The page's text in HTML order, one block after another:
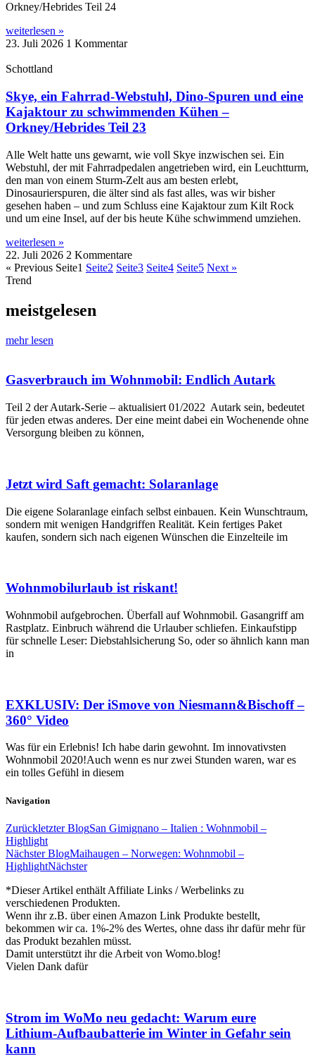
Orkney/Hebrides Teil 24
weiterlesen »
23. Juli 2026 1 Kommentar
Schottland
Skye, ein Fahrrad-Webstuhl, Dino-Spuren und eine
Kajaktour zu schwimmenden Kühen –
Orkney/Hebrides Teil 23
Alle Welt hatte uns gewarnt, wie voll Skye inzwischen sei. Ein
Webstuhl, der mit Fahrradpedalen angetrieben wird, ein Leuchtturm,
den man von einem Sturm-Zelt aus am besten erlebt,
Dinosaurierspuren, die älter sind als fast alles, was wir bisher
gesehen haben – und zum Schluss eine Kajaktour zum Kilt Rock
und um eine Insel, auf der bis heute Kühe schwimmend umziehen.
weiterlesen »
22. Juli 2026 2 Kommentare
« Previous Seite1 Seite2 Seite3 Seite4 Seite5 Next »
Trend
meistgelesen
mehr lesen
Gasverbrauch im Wohnmobil: Endlich Autark
Teil 2 der Autark-Serie – aktualisiert 01/2022 Autark sein, bedeutet
für jeden etwas anderes. Der eine meint dabei ein Wochenende ohne
Versorgung bleiben zu können,
Jetzt wird Saft gemacht: Solaranlage
Die eigene Solaranlage einfach selbst einbauen. Kein Wunschtraum,
sondern mit wenigen Handgriffen Realität. Kein fertiges Paket
kaufen, sondern sich nach eigenen Wünschen die Einzelteile im
Wohnmobilurlaub ist riskant!
Wohnmobil aufgebrochen. Überfall auf Wohnmobil. Gasangriff am
Rastplatz. Einbruch während die Urlauber schliefen. Einkaufstipp
für schnelle Leser: Diebstahlsicherung So, oder so ähnlich kann man
in
EXKLUSIV: Der iSmove von Niesmann&Bischoff –
360° Video
Was für ein Erlebnis! Ich habe darin gewohnt. Im innovativsten
Wohnmobil 2020!Auch wenn es nur zwei Stunden waren, war es
ein tolles Gefühl in diesem
Navigation
Zurückletzter BlogSan Gimignano – Italien : Wohnmobil –
Highlight
Nächster BlogMaihaugen – Norwegen: Wohnmobil –
HighlightNächster
*Dieser Artikel enthält Affiliate Links / Werbelinks zu
verschiedenen Produkten.
Wenn ihr z.B. über einen Amazon Link Produkte bestellt,
bekommen wir ca. 1%-2% des Wertes, ohne dass ihr dafür mehr für
das Produkt bezahlen müsst.
Damit unterstützt ihr die Arbeit von Womo.blog!
Vielen Dank dafür
Strom im WoMo neu gedacht: Warum eure
Lithium-Aufbaubatterie im Winter in Gefahr sein
kann